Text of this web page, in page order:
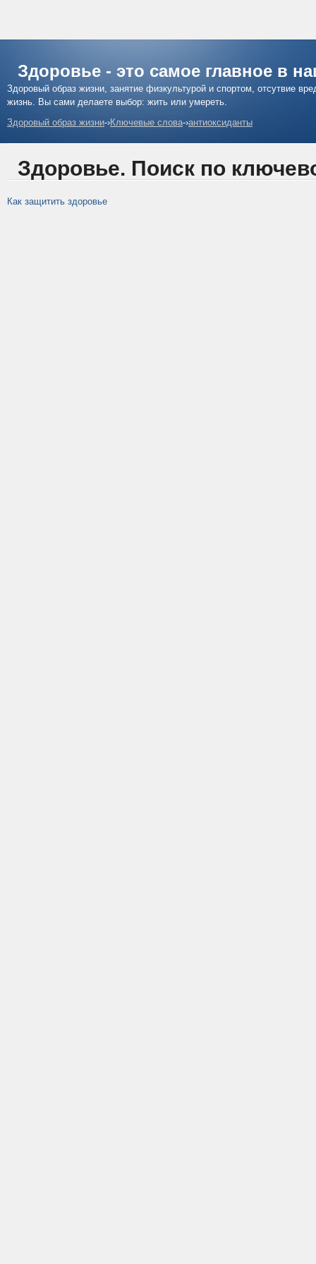
Здоровье - это самое главное в
Здоровый образ жизни, занятие физкультурой и спортом, отсутвие
жизнь. Вы сами делаете выбор: жить или умереть.
Здоровый образ жизни-›Ключевые слова-›антиоксиданты
Здоровье. Поиск по
Как защитить здоровье